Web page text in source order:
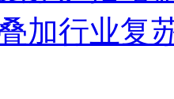
加行业复